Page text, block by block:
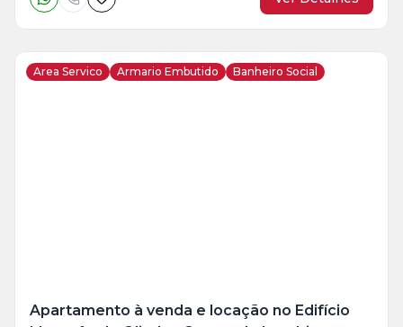
Area Servico Armario Embutido Banheiro Social
Apartamento à venda e locação no Edifício